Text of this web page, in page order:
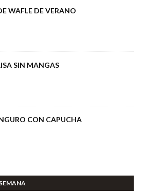
WAFLE DE VERANO
SIN MANGAS
CON CAPUCHA